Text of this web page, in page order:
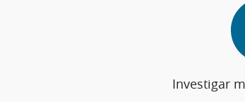
Investigar